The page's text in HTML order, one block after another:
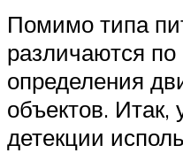
Помимо типа
различаются
определения
объектов. Итак,
детекции